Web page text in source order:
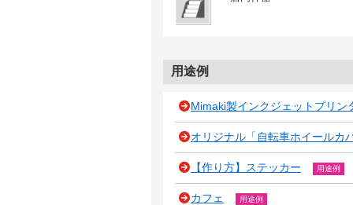
用途例
Mimaki製インクジェットプリ
オリジナル「自転車ホイールカ
【作り方】ステッカー 用途例
カフェ 用途例